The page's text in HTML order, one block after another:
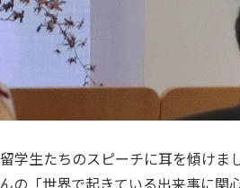
学生たちのスピーチに耳を傾けま
の「世界で起きている出来事に